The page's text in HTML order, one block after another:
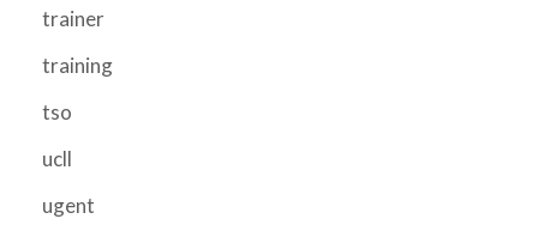
trainer
training
tso
ucll
ugent